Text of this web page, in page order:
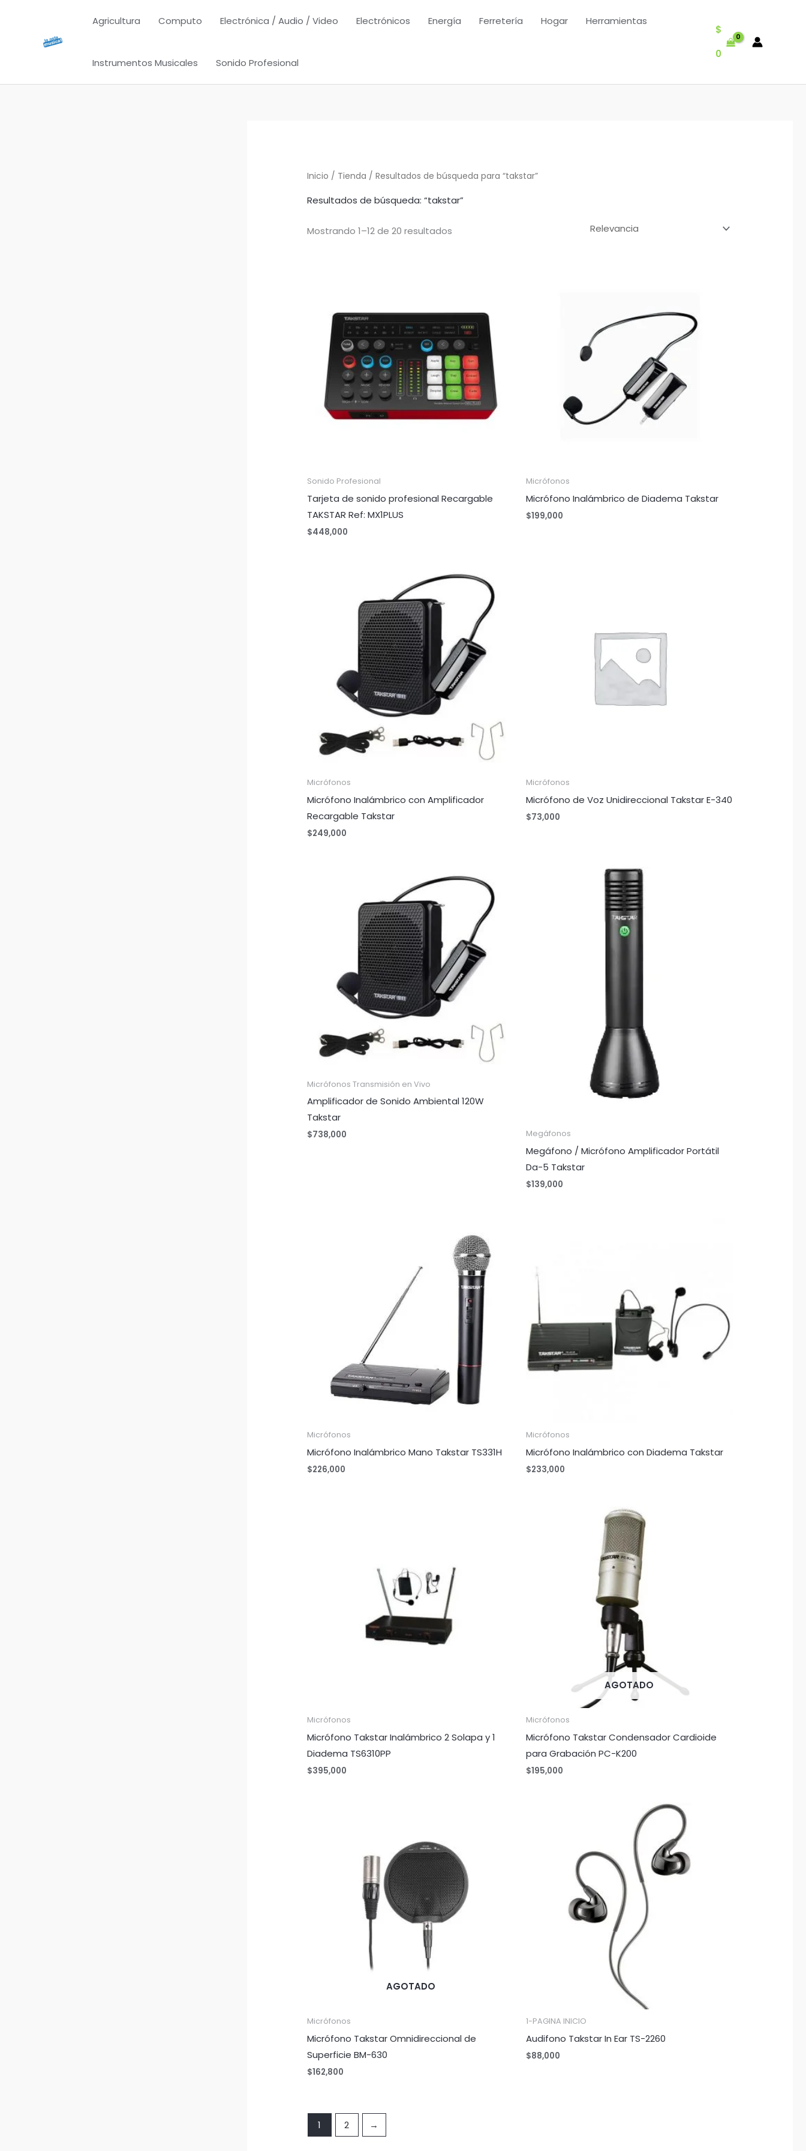
contenido
Agricultura Computo Electrónica / Audio / Video Electrónicos Energía Ferretería Hogar Herramientas
Instrumentos Musicales Sonido Profesional
$
0
Inicio / Tienda / Resultados de búsqueda para “takstar”
Resultados de búsqueda: “takstar”
Mostrando 1–12 de 20 resultados
Sonido Profesional
Tarjeta de sonido profesional Recargable
TAKSTAR Ref: MX1PLUS
$448,000
Micrófonos
Micrófono Inalámbrico de Diadema Takstar
$199,000
Micrófonos
Micrófono Inalámbrico con Amplificador
Recargable Takstar
$249,000
Micrófonos
Micrófono de Voz Unidireccional Takstar E-340
$73,000
Micrófonos Transmisión en Vivo
Amplificador de Sonido Ambiental 120W
Takstar
$738,000 Megáfonos
Megáfono / Micrófono Amplificador Portátil
Da-5 Takstar
$139,000
Micrófonos
Micrófono Inalámbrico Mano Takstar TS331H
$226,000
Micrófonos
Micrófono Inalámbrico con Diadema Takstar
$233,000
Micrófonos
Micrófono Takstar Inalámbrico 2 Solapa y 1
Diadema TS6310PP
$395,000
AGOTADO
Micrófonos
Micrófono Takstar Condensador Cardioide
para Grabación PC-K200
$195,000
AGOTADO
Micrófonos
Micrófono Takstar Omnidireccional de
Superficie BM-630
$162,800
1-PAGINA INICIO
Audifono Takstar In Ear TS-2260
$88,000
1 2 →